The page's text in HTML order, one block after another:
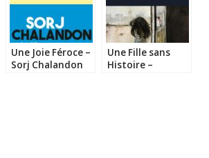
Une Joie Féroce –
Sorj Chalandon
Une Fille sans
Histoire –